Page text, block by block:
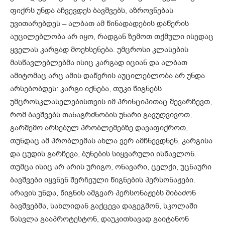
ფიქრს უნდა აჩვევდეს ბავშვებს, აზროვნებას
უვითარებდეს – ალბათ ამ წინადადების დაწერის
აუცილებლობა არ იყო, რადგან ზემოთ თქმული ისედაც
ყველას კარგად მოეხსენება. უმცროსი კლასების
მასწავლებლებმა ისიც კარგად იციან და ალბათ
ამიტომაც არც ამის დაწერის აუცილებლობა არ უნდა
არსებობდეს: კარგი იქნება, თუკი წიგნებს
უმცროსკლასელებისთვის იმ პრინციპითაც შევარჩევთ,
რომ ბავშვებს თანაგრძნობის უნარი გავუღვივოთ,
გარშემო არსებულ პრობლემებზე დავაფიქროთ,
თუნდაც ამ პრობლემას ახლა ვერ ამჩნევდნენ, კარგისა
და ცუდის გარჩევა, ბუნების სიყვარული ისწავლონ.
თუმცა ისიც არ არის ურიგო, ონავარი, ცელქი, უცნაური
ბავშვები იყვნენ შერჩეული წიგნების პერსონაჟები.
არავის უნდა, წიგნის ამგვარ პერსონაჟებს მიბაძონ
ბავშვებმა, სახლიდან გაქცევა დაგეგმონ, სკოლაში
წასვლა გააპროტესტონ, დაუკითხავად გაიტანონ